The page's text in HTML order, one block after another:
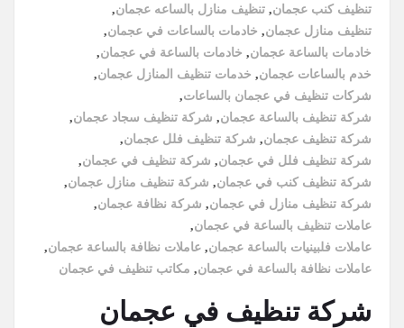
تنظيف كنب عجمان, تنظيف منازل بالساعه عجمان,
تنظيف منازل عجمان, خادمات بالساعات في عجمان,
خادمات بالساعة عجمان, خادمات بالساعة في عجمان,
خدم بالساعات عجمان, خدمات تنظيف المنازل عجمان,
شركات تنظيف في عجمان بالساعات,
شركة تنظيف بالساعة عجمان, شركة تنظيف سجاد عجمان,
شركة تنظيف عجمان, شركة تنظيف فلل عجمان,
شركة تنظيف فلل في عجمان, شركة تنظيف في عجمان,
شركة تنظيف كنب في عجمان, شركة تنظيف منازل عجمان,
شركة تنظيف منازل في عجمان, شركة نظافة عجمان,
عاملات تنظيف بالساعة في عجمان,
عاملات فلبينيات بالساعة عجمان, عاملات نظافة بالساعة عجمان,
عاملات نظافة بالساعة في عجمان, مكاتب تنظيف في عجمان
شركة تنظيف في عجمان